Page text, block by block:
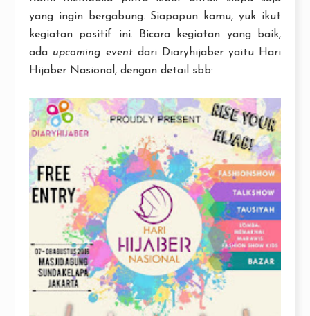
yang ingin bergabung. Siapapun kamu, yuk ikut
kegiatan positif ini. Bicara kegiatan yang baik,
ada upcoming event dari Diaryhijaber yaitu Hari
Hijaber Nasional, dengan detail sbb: